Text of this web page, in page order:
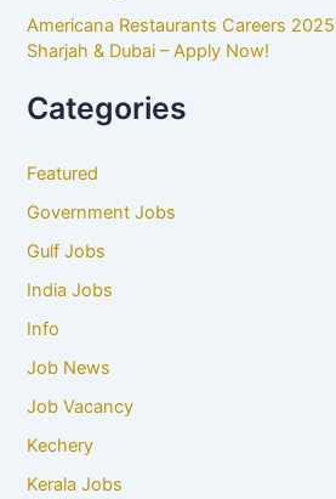
Americana Restaurants Careers
Sharjah & Dubai – Apply Now!
Categories
Featured
Government Jobs
Gulf Jobs
India Jobs
Info
Job News
Job Vacancy
Kechery
Kerala Jobs